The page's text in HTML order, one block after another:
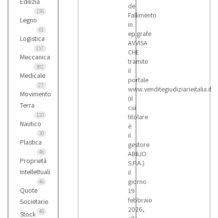
156
Legno
61
Logistica
157
Meccanica
382
Medicale
27
Movimento
Terra
110
Nautico
30
Plastica
46
Proprietà
Intellettuali
46
Quote
Societarie
46
Stock
del
Fallimento
in
epigrafe
AVVISA
CHE
tramite
il
portale
www.venditegiudiziarieitalia.it
(il
cui
titolare
è
il
gestore
ABILIO
S.P.A.)
il
giorno
19
febbraio
2026,